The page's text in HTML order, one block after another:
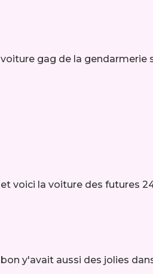
voiture gag de la gendarmerie
et voici la voiture des futures
bon y'avait aussi des jolies